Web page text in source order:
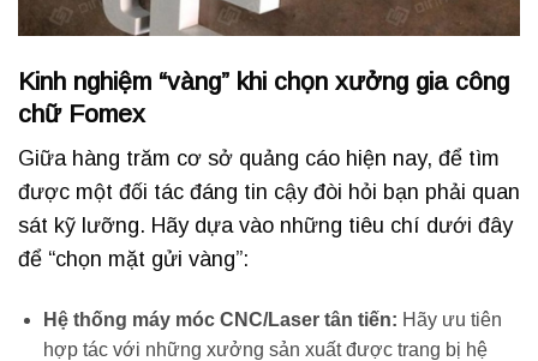
Kinh nghiệm “vàng” khi chọn xưởng gia công
chữ Fomex
Giữa hàng trăm cơ sở quảng cáo hiện nay, để tìm
được một đối tác đáng tin cậy đòi hỏi bạn phải quan
sát kỹ lưỡng. Hãy dựa vào những tiêu chí dưới đây
để “chọn mặt gửi vàng”:
Hệ thống máy móc CNC/Laser tân tiến: Hãy ưu tiên
hợp tác với những xưởng sản xuất được trang bị hệ